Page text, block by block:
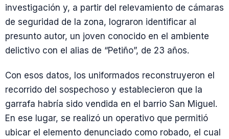
investigación y, a partir del relevamiento de cámaras
de seguridad de la zona, lograron identificar al
presunto autor, un joven conocido en el ambiente
delictivo con el alias de “Petiño”, de 23 años.
Con esos datos, los uniformados reconstruyeron el
recorrido del sospechoso y establecieron que la
garrafa habría sido vendida en el barrio San Miguel.
En ese lugar, se realizó un operativo que permitió
ubicar el elemento denunciado como robado, el cual